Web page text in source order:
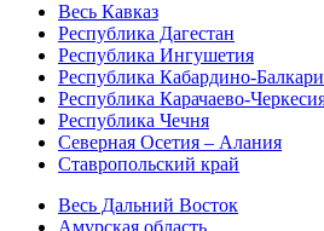
Весь Кавказ
Республика Дагестан
Республика Ингушетия
Республика Кабардино-
Республика Карачаево-
Республика Чечня
Северная Осетия – Алания
Ставропольский край
Весь Дальний Восток
Амурская область